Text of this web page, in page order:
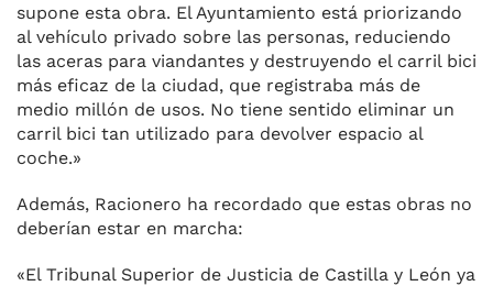
supone esta obra. El Ayuntamiento está priorizando
al vehículo privado sobre las personas, reduciendo
las aceras para viandantes y destruyendo el carril bici
más eficaz de la ciudad, que registraba más de
medio millón de usos. No tiene sentido eliminar un
carril bici tan utilizado para devolver espacio al
coche.»
Además, Racionero ha recordado que estas obras no
deberían estar en marcha:
«El Tribunal Superior de Justicia de Castilla y León ya